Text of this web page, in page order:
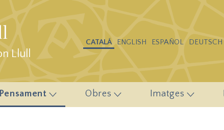
Llull
CATALÁ ENGLISH ESPAÑOL DEUTSCH
Pensament Obres Imatges